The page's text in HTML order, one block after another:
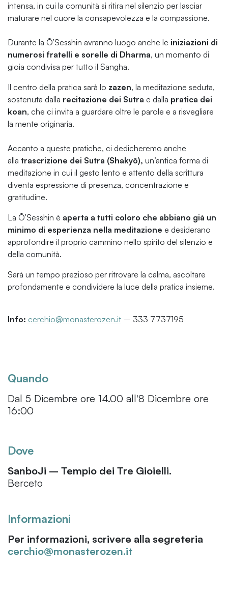
intensa, in cui la comunità si ritira nel silenzio per lasciar
maturare nel cuore la consapevolezza e la compassione.
Durante la Ō’Sesshin avranno luogo anche le iniziazioni di
numerosi fratelli e sorelle di Dharma, un momento di
gioia condivisa per tutto il Sangha.
Il centro della pratica sarà lo zazen, la meditazione seduta,
sostenuta dalla recitazione dei Sutra e dalla pratica dei
koan, che ci invita a guardare oltre le parole e a risvegliare
la mente originaria.
Accanto a queste pratiche, ci dedicheremo anche
alla trascrizione dei Sutra (Shakyō), un’antica forma di
meditazione in cui il gesto lento e attento della scrittura
diventa espressione di presenza, concentrazione e
gratitudine.
La Ō’Sesshin è aperta a tutti coloro che abbiano già un
minimo di esperienza nella meditazione e desiderano
approfondire il proprio cammino nello spirito del silenzio e
della comunità.
Sarà un tempo prezioso per ritrovare la calma, ascoltare
profondamente e condividere la luce della pratica insieme.
Info: cerchio@monasterozen.it – 333 7737195
Quando
Dal 5 Dicembre ore 14.00 all'8 Dicembre ore
16:00
Dove
SanboJi – Tempio dei Tre Gioielli.
Berceto
Informazioni
Per informazioni, scrivere alla segreteria
cerchio@monasterozen.it